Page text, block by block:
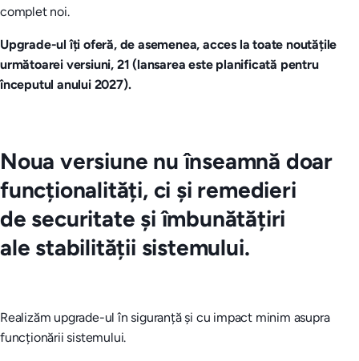
complet noi.
Upgrade-ul îți oferă, de asemenea, acces la toate noutățile
următoarei versiuni, 21 (lansarea este planificată pentru
începutul anului 2027).
Noua versiune nu înseamnă doar
funcționalități, ci și remedieri
de securitate și îmbunătățiri
ale stabilității sistemului.
Realizăm upgrade-ul în siguranță și cu impact minim asupra
funcționării sistemului.